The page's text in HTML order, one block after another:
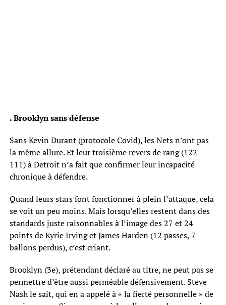
. Brooklyn sans défense
Sans Kevin Durant (protocole Covid), les Nets n’ont pas
la même allure. Et leur troisième revers de rang (122-
111) à Detroit n’a fait que confirmer leur incapacité
chronique à défendre.
Quand leurs stars font fonctionner à plein l’attaque, cela
se voit un peu moins. Mais lorsqu’elles restent dans des
standards juste raisonnables à l’image des 27 et 24
points de Kyrie Irving et James Harden (12 passes, 7
ballons perdus), c’est criant.
Brooklyn (3e), prétendant déclaré au titre, ne peut pas se
permettre d’être aussi perméable défensivement. Steve
Nash le sait, qui en a appelé à « la fierté personnelle » de